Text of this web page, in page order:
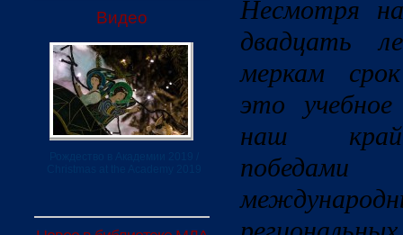
Видео
Несмотря
двадцать
меркам
это учебное
наш край